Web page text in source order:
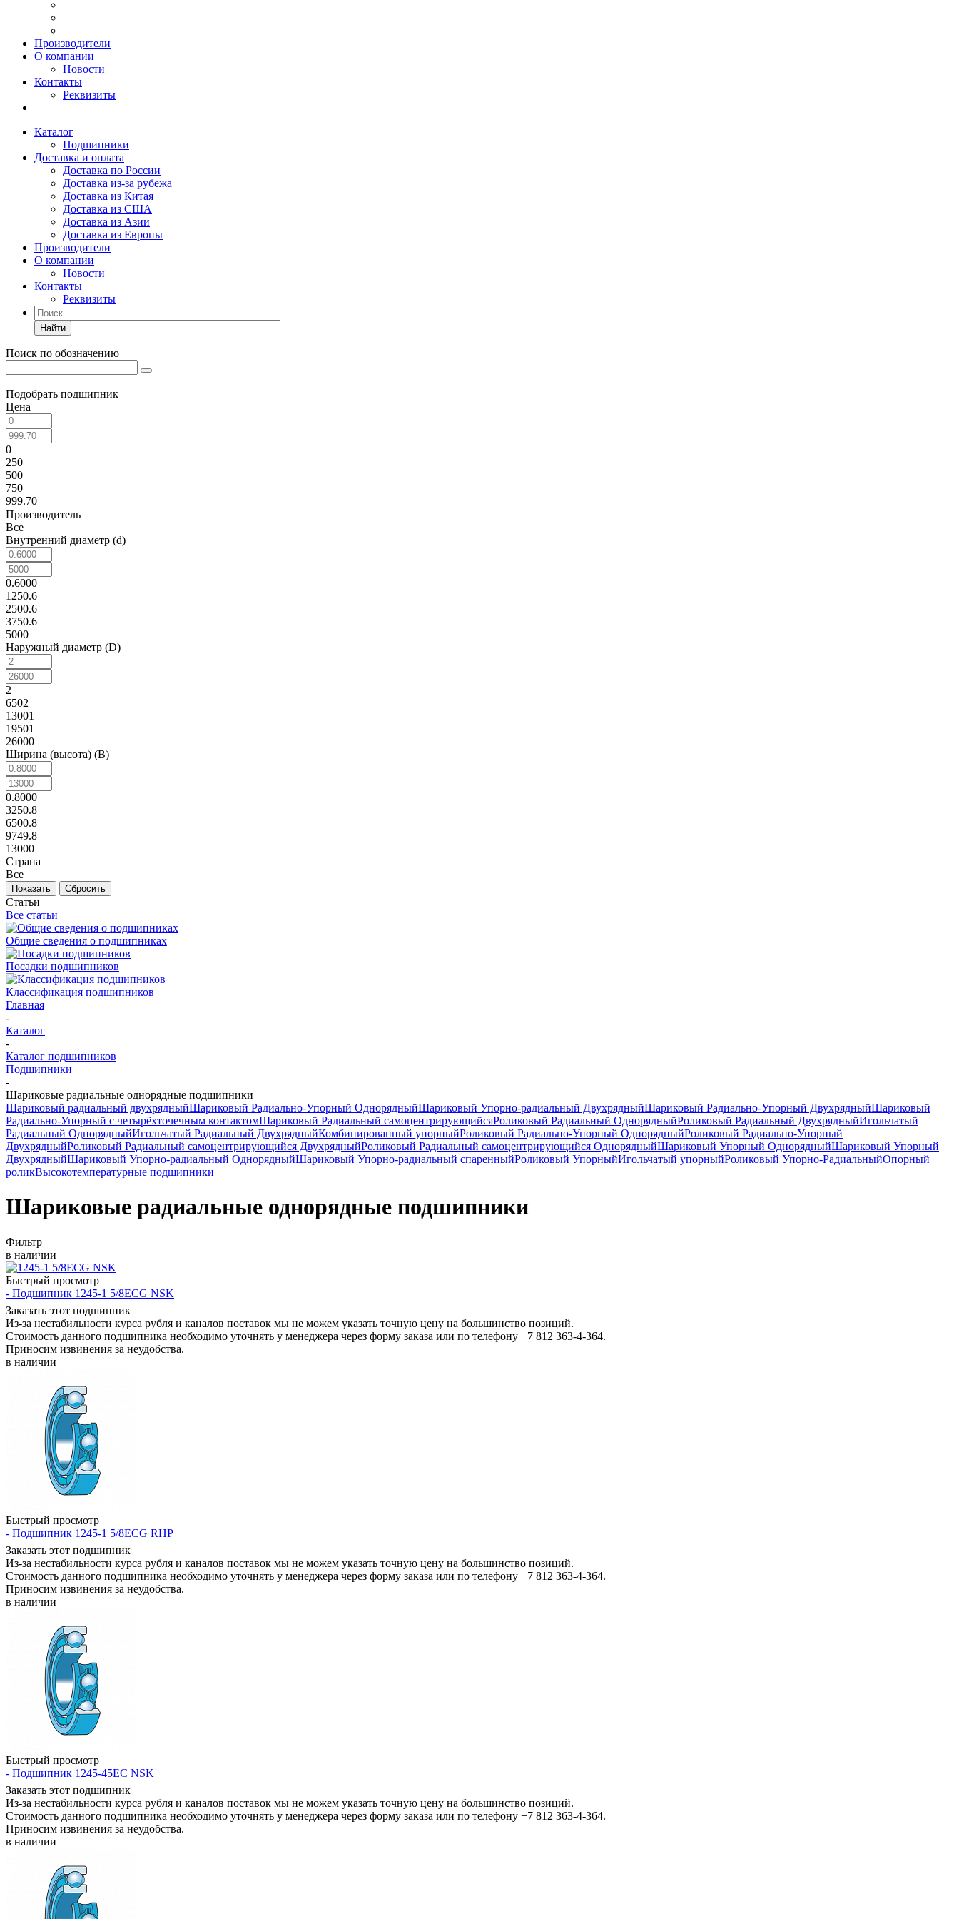
Производители
О компании
Новости
Контакты
Реквизиты
Каталог
Подшипники
Доставка и оплата
Доставка по России
Доставка из-за рубежа
Доставка из Китая
Доставка из США
Доставка из Азии
Доставка из Европы
Производители
О компании
Новости
Контакты
Реквизиты
Найти
Поиск по обозначению
Подобрать подшипник
Цена
0
250
500
750
999.70
Производитель
Все
Внутренний диаметр (d)
0.6000
1250.6
2500.6
3750.6
5000
Наружный диаметр (D)
2
6502
13001
19501
26000
Ширина (высота) (B)
0.8000
3250.8
6500.8
9749.8
13000
Страна
Все
Сбросить
Статьи
Все статьи
Общие сведения о подшипниках
Посадки подшипников
Классификация подшипников
Главная
-
Каталог
-
Каталог подшипников
Подшипники
-
Шариковые радиальные однорядные подшипники
Шариковый радиальный двухрядныйШариковый Радиально-Упорный ОднорядныйШариковый Упорно-радиальный ДвухрядныйШариковый Радиально-Упорный ДвухрядныйШариковый
Радиально-Упорный с четырёхточечным контактомШариковый Радиальный самоцентрирующийсяРоликовый Радиальный ОднорядныйРоликовый Радиальный ДвухрядныйИгольчатый
Радиальный ОднорядныйИгольчатый Радиальный ДвухрядныйКомбинированный упорныйРоликовый Радиально-Упорный ОднорядныйРоликовый Радиально-Упорный
ДвухрядныйРоликовый Радиальный самоцентрирующийся ДвухрядныйРоликовый Радиальный самоцентрирующийся ОднорядныйШариковый Упорный ОднорядныйШариковый Упорный
ДвухрядныйШариковый Упорно-радиальный ОднорядныйШариковый Упорно-радиальный спаренныйРоликовый УпорныйИгольчатый упорныйРоликовый Упорно-РадиальныйОпорный
роликВысокотемпературные подшипники
Шариковые радиальные однорядные подшипники
Фильтр
в наличии
Быстрый просмотр
- Подшипник 1245-1 5/8ECG NSK
Заказать этот подшипник
Из-за нестабильности курса рубля и каналов поставок мы не можем указать точную цену на большинство позиций.
Стоимость данного подшипника необходимо уточнять у менеджера через форму заказа или по телефону +7 812 363-4-364.
Приносим извинения за неудобства.
в наличии
Быстрый просмотр
- Подшипник 1245-1 5/8ECG RHP
Заказать этот подшипник
Из-за нестабильности курса рубля и каналов поставок мы не можем указать точную цену на большинство позиций.
Стоимость данного подшипника необходимо уточнять у менеджера через форму заказа или по телефону +7 812 363-4-364.
Приносим извинения за неудобства.
в наличии
Быстрый просмотр
- Подшипник 1245-45EC NSK
Заказать этот подшипник
Из-за нестабильности курса рубля и каналов поставок мы не можем указать точную цену на большинство позиций.
Стоимость данного подшипника необходимо уточнять у менеджера через форму заказа или по телефону +7 812 363-4-364.
Приносим извинения за неудобства.
в наличии